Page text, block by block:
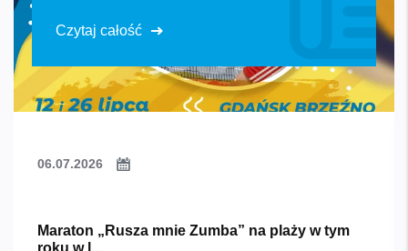
Czytaj całość
06.07.2026
Maraton „Rusza mnie Zumba” na plaży w tym
roku w l...